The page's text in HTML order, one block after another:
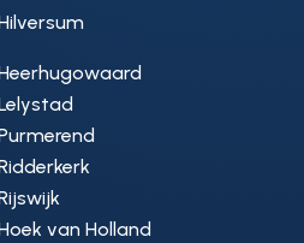
van Holland